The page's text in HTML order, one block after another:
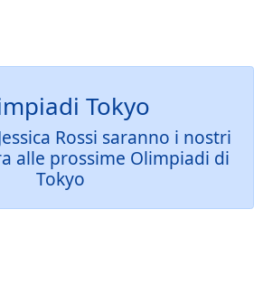
Tokyo
Rossi saranno i nostri
alle prossime Olimpiadi di
Tokyo